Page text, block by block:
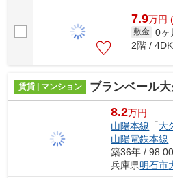
7.9万円
敷金 0ヶ
2階 /
賃貸 | マンション ブランベール
8.2万円
山陽本線 「大
山陽電鉄本線
築36年 /
兵庫県明石市